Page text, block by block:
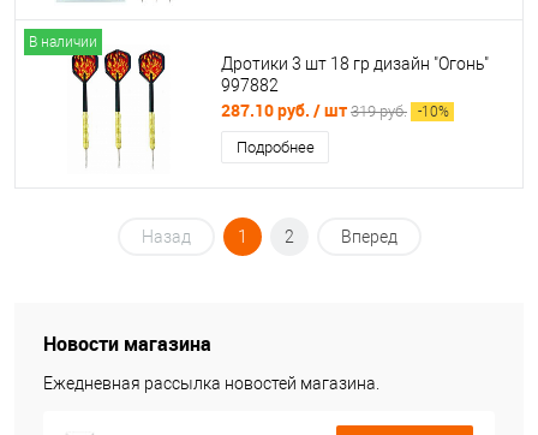
В наличии
Дротики 3 шт 18 гр дизайн "Огонь"
997882
287.10 руб. / шт 319 руб. -10%
Подробнее
Назад 1 2 Вперед
Новости магазина
Ежедневная рассылка новостей магазина.